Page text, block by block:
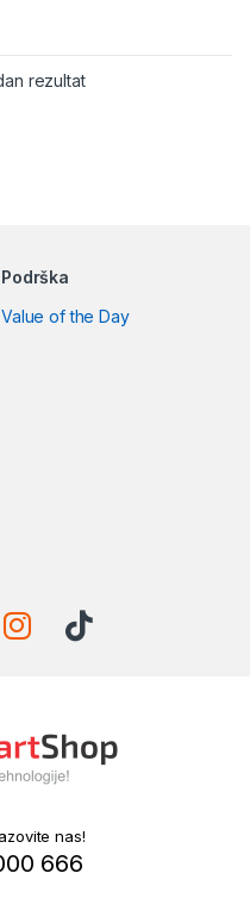
rezultat
Podrška
Value of the Day
nas!
666